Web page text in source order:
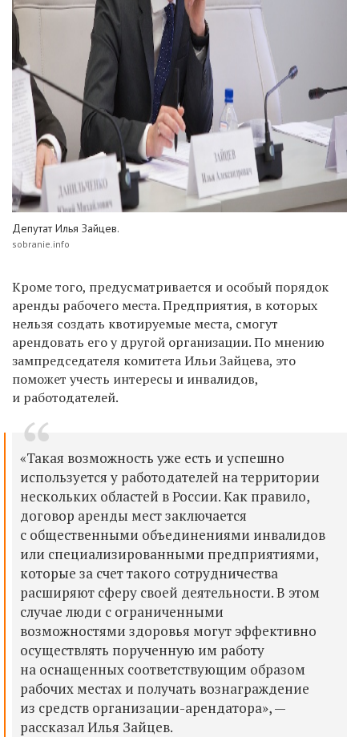
Депутат Илья Зайцев.
sobranie.info
Кроме того, предусматривается и особый порядок
аренды рабочего места.Предприятия, в которых
нельзя создать квотируемые места, смогут
арендовать его у другой организации. По мнению
зампредседателя комитета Ильи Зайцева, это
поможет учесть интересы и инвалидов,
и работодателей.
«Такая возможность уже есть и успешно
используется у работодателей на территории
нескольких областей в России. Как правило,
договор аренды мест заключается
с общественными объединениями инвалидов
или специализированными предприятиями,
которые за счет такого сотрудничества
расширяют сферу своей деятельности. В этом
случае люди с ограниченными
возможностями здоровья могут эффективно
осуществлять порученную им работу
на оснащенных соответствующим образом
рабочих местах и получать вознаграждение
из средств организации-арендатора», —
рассказал Илья Зайцев.